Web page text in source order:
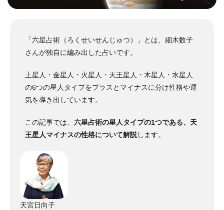
「六星占術（ろくせいせんじゅつ）」とは、細木数子
さんが独自に編み出した占いです。
土星人・金星人・火星人・天王星人・木星人・水星人
の6つの星人タイプをプラスとマイナスに分け性格や運
気を導き出しています。
この記事では、 六星占術の星人タイプの1つである、天
王星人マイナスの性格について解説します。
天宮日向子